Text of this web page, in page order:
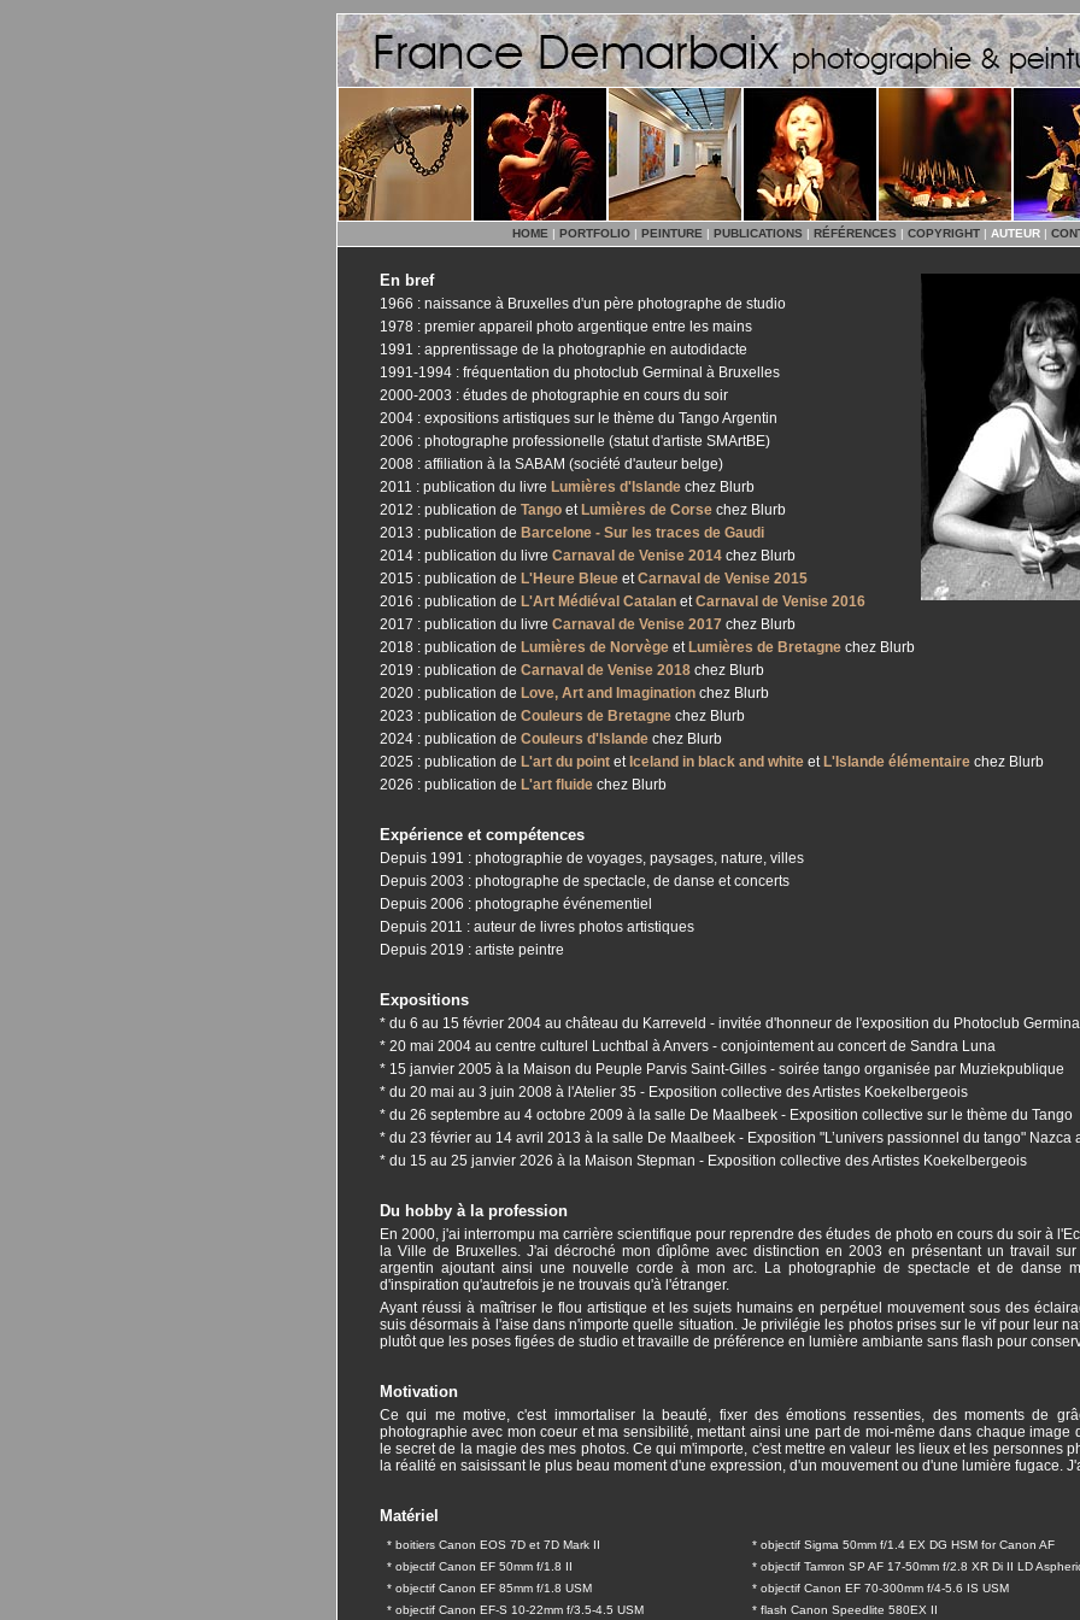
HOME | PORTFOLIO | PEINTURE | PUBLICATIONS | RÉFÉRENCES | COPYRIGHT | AUTEUR |
En bref
1966 : naissance à Bruxelles d'un père photographe de studio
1978 : premier appareil photo argentique entre les mains
1991 : apprentissage de la photographie en autodidacte
1991-1994 : fréquentation du photoclub Germinal à Bruxelles
2000-2003 : études de photographie en cours du soir
2004 : expositions artistiques sur le thème du Tango Argentin
2006 : photographe professionelle (statut d'artiste SMArtBE)
2008 : affiliation à la SABAM (société d'auteur belge)
2011 : publication du livre Lumières d'Islande chez Blurb
2012 : publication de Tango et Lumières de Corse chez Blurb
2013 : publication de Barcelone - Sur les traces de Gaudi
2014 : publication du livre Carnaval de Venise 2014 chez Blurb
2015 : publication de L'Heure Bleue etCarnaval de Venise 2015
2016 : publication de L'Art Médiéval Catalan etCarnaval de Venise 2016
2017 : publication du livre Carnaval de Venise 2017 chez Blurb
2018 : publication de Lumières de Norvège et Lumières de Bretagne chez Blurb
2019 : publication de Carnaval de Venise 2018 chez Blurb
2020 : publication de Love, Art and Imagination chez Blurb
2023 : publication de Couleurs de Bretagne chez Blurb
2024 : publication de Couleurs d'Islande chez Blurb
2025 : publication de L'art du point et Iceland in black and white et L'Islande élémentaire chez Blurb
2026 : publication de L'art fluide chez Blurb
Expérience et compétences
Depuis 1991 : photographie de voyages, paysages, nature, villes
Depuis 2003 : photographe de spectacle, de danse et concerts
Depuis 2006 : photographe événementiel
Depuis 2011 : auteur de livres photos artistiques
Depuis 2019 : artiste peintre
Expositions
* du 6 au 15 février 2004 au château du Karreveld - invitée d'honneur de l'exposition du Photoclub
* 20 mai 2004 au centre culturel Luchtbal à Anvers - conjointement au concert de Sandra Luna
* 15 janvier 2005 à la Maison du Peuple Parvis Saint-Gilles - soirée tango organisée par Muziekpublique
* du 20 mai au 3 juin 2008 à l'Atelier 35 - Exposition collective des Artistes Koekelbergeois
* du 26 septembre au 4 octobre 2009 à la salle De Maalbeek - Exposition collective sur le thème du Tango
* du 23 février au 14 avril 2013 à la salle De Maalbeek - Exposition "L’univers passionnel du tango" Nazca
* du 15 au 25 janvier 2026 à la Maison Stepman - Exposition collective des Artistes Koekelbergeois
Du hobby à la profession
En 2000, j'ai interrompu ma carrière scientifique pour reprendre des études de photo en cours du soir à
la Ville de Bruxelles. J'ai décroché mon dîplôme avec distinction en 2003 en présentant un travail
argentin ajoutant ainsi une nouvelle corde à mon arc. La photographie de spectacle et de danse
d'inspiration qu'autrefois je ne trouvais qu'à l'étranger.
Ayant réussi à maîtriser le flou artistique et les sujets humains en perpétuel mouvement sous des
suis désormais à l'aise dans n'importe quelle situation. Je privilégie les photos prises sur le vif pour leur
plutôt que les poses figées de studio et travaille de préférence en lumière ambiante sans flash pour
Motivation
Ce qui me motive, c'est immortaliser la beauté, fixer des émotions ressenties, des moments de
photographie avec mon coeur et ma sensibilité, mettant ainsi une part de moi-même dans chaque image
le secret de la magie des mes photos. Ce qui m'importe, c'est mettre en valeur les lieux et les personnes
la réalité en saisissant le plus beau moment d'une expression, d'un mouvement ou d'une lumière fugace.
Matériel
* boitiers Canon EOS 7D et 7D Mark II
* objectif Sigma 50mm f/1.4 EX DG HSM for Canon AF
* objectif Canon EF 50mm f/1.8 II
* objectif Tamron SP AF 17-50mm f/2.8 XR Di II LD
* objectif Canon EF 85mm f/1.8 USM
* objectif Canon EF 70-300mm f/4-5.6 IS USM
* objectif Canon EF-S 10-22mm f/3.5-4.5 USM
* flash Canon Speedlite 580EX II